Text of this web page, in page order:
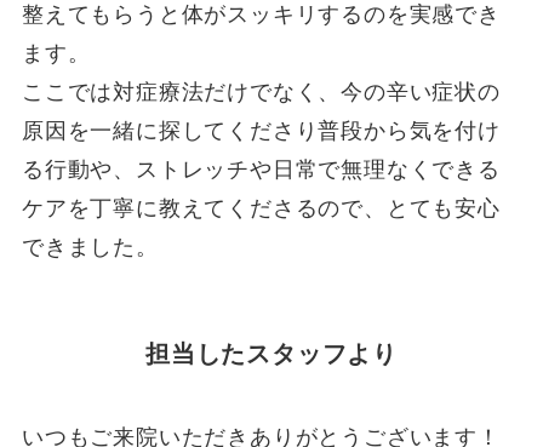
整えてもらうと体がスッキリするのを実感でき
ます。
ここでは対症療法だけでなく、今の辛い症状の
原因を一緒に探してくださり普段から気を付け
る行動や、ストレッチや日常で無理なくできる
ケアを丁寧に教えてくださるので、とても安心
できました。
担当したスタッフより
いつもご来院いただきありがとうございます！